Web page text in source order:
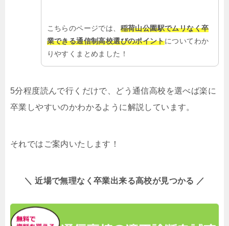
こちらのページでは、 稲荷山公園駅でムリなく卒
業できる通信制高校選びのポイントについてわか
りやすくまとめました！
5分程度読んで行くだけで、どう通信高校を選べば楽に
卒業しやすいのかわかるように解説しています。
それではご案内いたします！
＼ 近場で無理なく卒業出来る高校が見つかる ／